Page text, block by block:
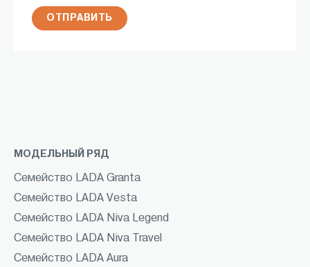
ОТПРАВИТЬ
МОДЕЛЬНЫЙ РЯД
Семейство LADA Granta
Семейство LADA Vesta
Семейство LADA Niva Legend
Семейство LADA Niva Travel
Семейство LADA Aura